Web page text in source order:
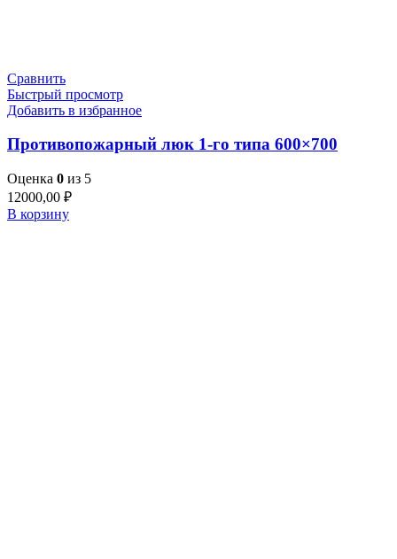
Сравнить
Быстрый просмотр
Добавить в избранное
Противопожарный люк 1-го типа 600×700
Оценка 0 из 5
12000,00 ₽
В корзину